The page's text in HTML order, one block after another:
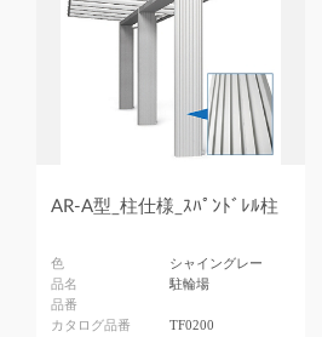
AR-A型_柱仕様_ｽﾊﾟﾝﾄﾞﾚﾙ柱
色
シャイングレー
品名
駐輪場
品番
カタログ品番
TF0200